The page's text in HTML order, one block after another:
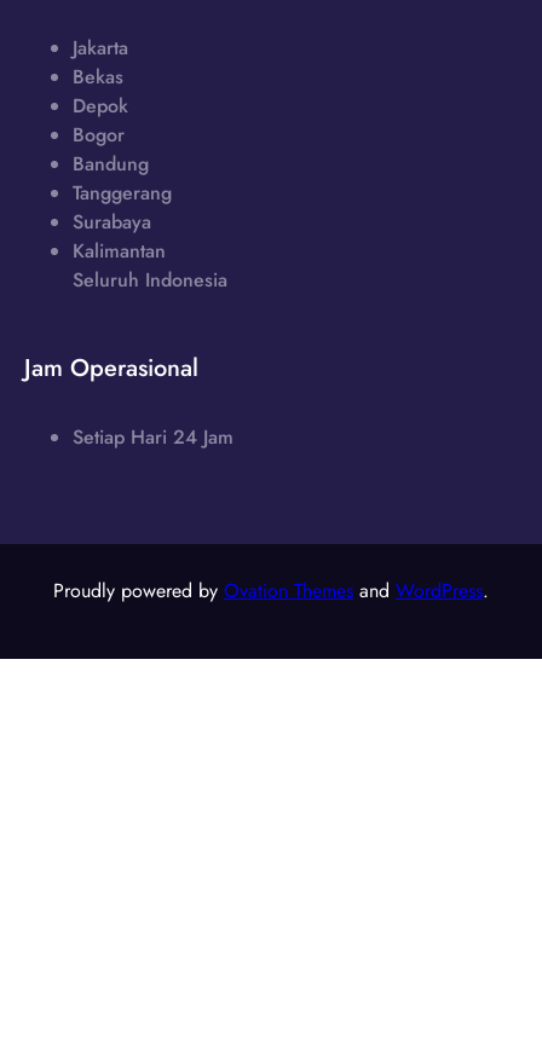
Jakarta
Bekas
Depok
Bogor
Bandung
Tanggerang
Surabaya
Kalimantan
Seluruh Indonesia
Jam Operasional
Setiap Hari 24 Jam
Proudly powered by Ovation Themes and WordPress.